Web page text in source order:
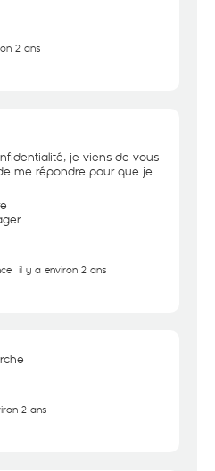
2 ans
je viens de vous
me répondre pour que je
il y a environ 2 ans
2 ans